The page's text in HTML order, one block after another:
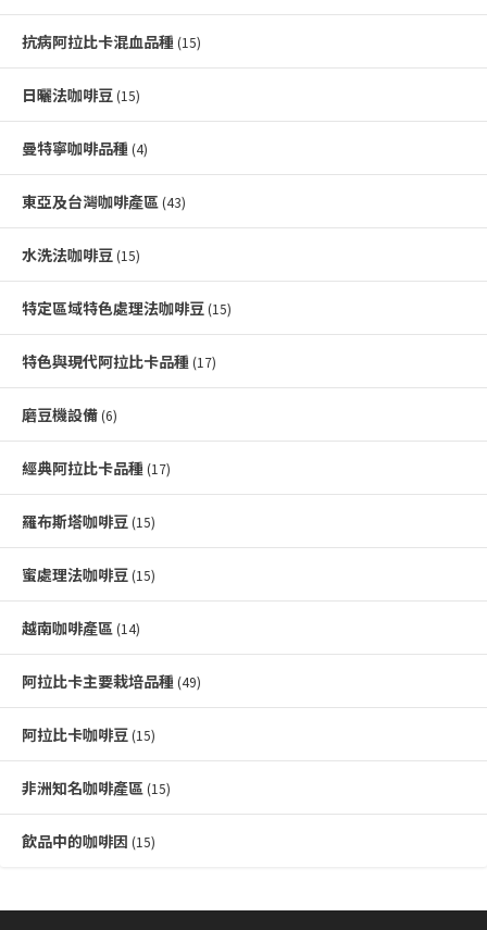
抗病阿拉比卡混血品種 (15)
日曬法咖啡豆 (15)
曼特寧咖啡品種 (4)
東亞及台灣咖啡產區 (43)
水洗法咖啡豆 (15)
特定區域特色處理法咖啡豆 (15)
特色與現代阿拉比卡品種 (17)
磨豆機設備 (6)
經典阿拉比卡品種 (17)
羅布斯塔咖啡豆 (15)
蜜處理法咖啡豆 (15)
越南咖啡產區 (14)
阿拉比卡主要栽培品種 (49)
阿拉比卡咖啡豆 (15)
非洲知名咖啡產區 (15)
飲品中的咖啡因 (15)